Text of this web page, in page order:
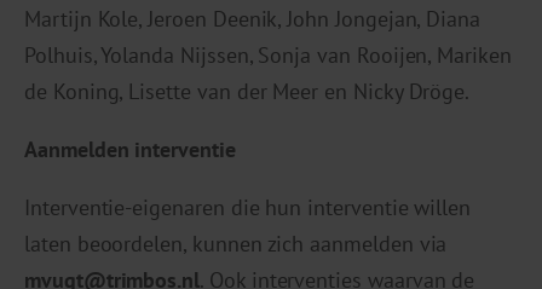
Martijn Kole, Jeroen Deenik, John Jongejan, Diana
Polhuis, Yolanda Nijssen, Sonja van Rooijen, Mariken
de Koning, Lisette van der Meer en Nicky Dröge.
Aanmelden interventie
Interventie-eigenaren die hun interventie willen
laten beoordelen, kunnen zich aanmelden via
mvugt@trimbos.nl. Ook interventies waarvan de